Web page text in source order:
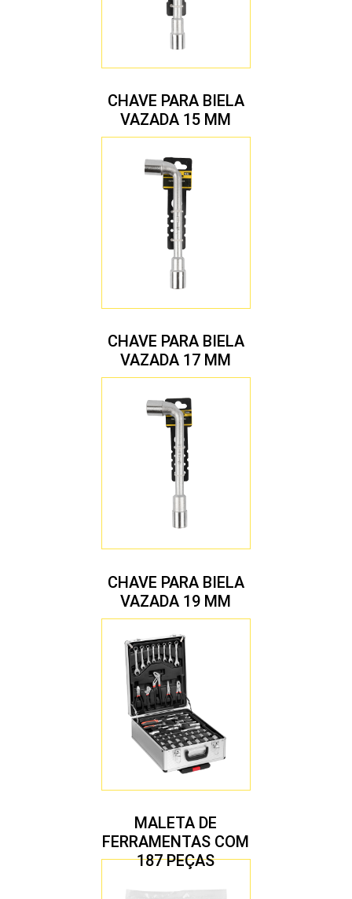
CHAVE PARA BIELA
VAZADA 15 MM
CHAVE PARA BIELA
VAZADA 17 MM
CHAVE PARA BIELA
VAZADA 19 MM
MALETA DE
FERRAMENTAS COM
187 PEÇAS